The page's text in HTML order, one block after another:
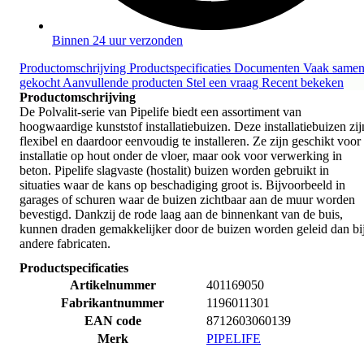
Binnen 24 uur verzonden
Productomschrijving Productspecificaties Documenten Vaak samen
gekocht Aanvullende producten Stel een vraag Recent bekeken
Productomschrijving
De Polvalit-serie van Pipelife biedt een assortiment van
hoogwaardige kunststof installatiebuizen. Deze installatiebuizen
flexibel en daardoor eenvoudig te installeren. Ze zijn geschikt voor
installatie op hout onder de vloer, maar ook voor verwerking in
beton. Pipelife slagvaste (hostalit) buizen worden gebruikt in
situaties waar de kans op beschadiging groot is. Bijvoorbeeld in
garages of schuren waar de buizen zichtbaar aan de muur worden
bevestigd. Dankzij de rode laag aan de binnenkant van de buis,
kunnen draden gemakkelijker door de buizen worden geleid dan
andere fabricaten.
Productspecificaties
Artikelnummer
401169050
Fabrikantnummer
1196011301
EAN code
8712603060139
Merk
PIPELIFE